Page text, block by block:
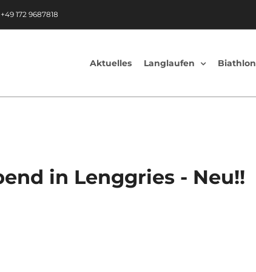
+49 172 9687818
Aktuelles Langlaufen Biathlon
in Lenggries - Neu!!